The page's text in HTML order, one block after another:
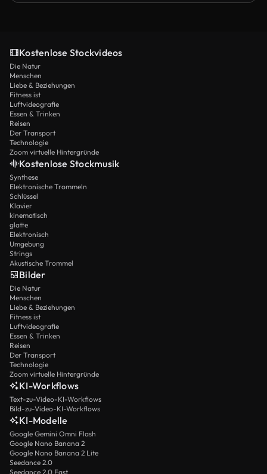
Kostenlose Stockvideos
Die Natur
Menschen
Liebe & Beziehungen
Fitness ist
Luftvideografie
Essen & Trinken
Reisen
Der Transport
Technologie
Zoom virtuelle Hintergründe
Kostenlose Stockmusik
Synthese
Elektronische Trommeln
Schlüssel
Klavier
kinematisch
glatte
Elektronisch
Umgebung
Strings
Akustische Trommel
Bilder
Die Natur
Menschen
Liebe & Beziehungen
Fitness ist
Luftvideografie
Essen & Trinken
Reisen
Der Transport
Technologie
Zoom virtuelle Hintergründe
KI-Workflows
Text-zu-Video-KI-Workflows
Bild-zu-Video-KI-Workflows
KI-Modelle
Google Gemini Omni Flash
Google Nano Banana 2
Google Nano Banana 2 Lite
Seedance 2.0
Seedance 2.0 Fast